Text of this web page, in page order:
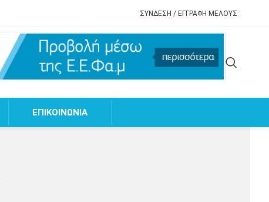
ΣΥΝΔΕΣΗ / ΕΓΓΡΑΦΗ ΜΕΛΟΥΣ
EΠΙΚΟΙΝΩΝΙΑ